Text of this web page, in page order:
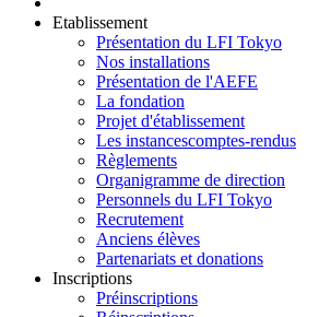
Etablissement
Présentation du LFI Tokyo
Nos installations
Présentation de l'AEFE
La fondation
Projet d'établissement
Les instancescomptes-rendus
Règlements
Organigramme de direction
Personnels du LFI Tokyo
Recrutement
Anciens élèves
Partenariats et donations
Inscriptions
Préinscriptions